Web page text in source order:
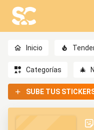
Inicio
Categorías 🎄
SUBE TUS